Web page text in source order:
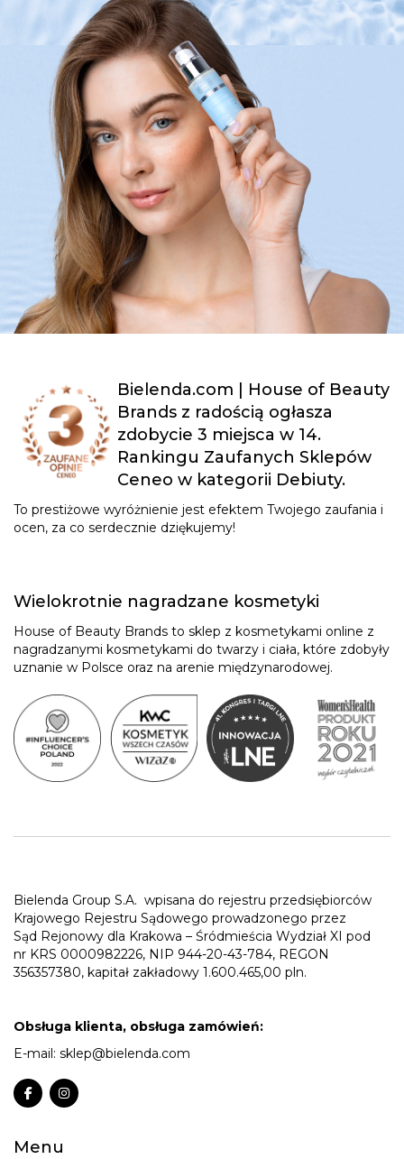
Bielenda.com | House of Beauty
Brands z radością ogłasza
zdobycie 3 miejsca w 14.
Rankingu Zaufanych Sklepów
Ceneo w kategorii Debiuty.
To prestiżowe wyróżnienie jest efektem Twojego zaufania i
ocen, za co serdecznie dziękujemy!
Wielokrotnie nagradzane kosmetyki
House of Beauty Brands to sklep z kosmetykami online z
nagradzanymi kosmetykami do twarzy i ciała, które zdobyły
uznanie w Polsce oraz na arenie międzynarodowej.
Bielenda Group S.A. wpisana do rejestru przedsiębiorców
Krajowego Rejestru Sądowego prowadzonego przez
Sąd Rejonowy dla Krakowa – Śródmieścia Wydział XI pod
nr KRS 0000982226, NIP 944-20-43-784, REGON
356357380, kapitał zakładowy 1.600.465,00 pln.
Obsługa klienta, obsługa zamówień:
E-mail: sklep@bielenda.com
Menu